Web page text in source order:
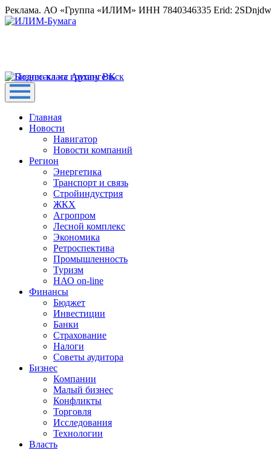
Реклама. АО «Группа «ИЛИМ» ИНН 7840346335 Erid:
Главная
Новости
Навигатор
Новости компаний
Регион
Энергетика
Транспорт и связь
Стройиндустрия
ЖКХ
Агропром
Лесной комплекс
Экономика
Ретроспектива
Промышленность
Туризм
НАО on-line
Финансы
Бюджет
Инвестиции
Банки
Страхование
Налоги
Советы аудитора
Бизнес
Компании
Малый бизнес
Конфликты
Торговля
Исследования
Технологии
Власть